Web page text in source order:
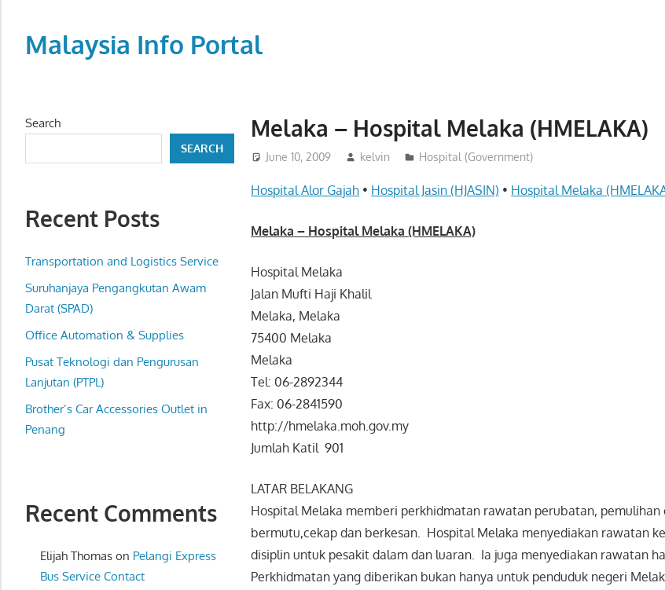
contentMalaysia Info Portal
directory,
info
phone
fax
and
website
for
you
Melaka – Hospital Melaka (HMELAKA)
June 10, 2009 kelvin Hospital (Government)
Hospital Alor Gajah • Hospital Jasin (HJASIN) • Hospital Melaka
Melaka – Hospital Melaka (HMELAKA)
Hospital Melaka
Jalan Mufti Haji Khalil
Melaka, Melaka
75400 Melaka
Melaka
Tel: 06-2892344
Fax: 06-2841590
http://hmelaka.moh.gov.my
Jumlah Katil 901
LATAR BELAKANG
Hospital Melaka memberi perkhidmatan rawatan perubatan, pemulihan
bermutu,cekap dan berkesan. Hospital Melaka menyediakan rawatan
disiplin untuk pesakit dalam dan luaran. Ia juga menyediakan rawatan
Perkhidmatan yang diberikan bukan hanya untuk penduduk negeri
Search
SEARCH
Recent Posts
Transportation and Logistics Service
Suruhanjaya Pengangkutan Awam
Darat (SPAD)
Office Automation & Supplies
Pusat Teknologi dan Pengurusan
Lanjutan (PTPL)
Brother’s Car Accessories Outlet in
Penang
Recent Comments
Elijah Thomason Pelangi Express
Bus Service Contact